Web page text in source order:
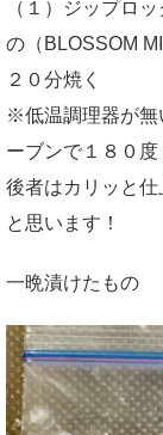
（１）ジップロ
の（BLOSSOM
２０分焼く
※低温調理器が無
ーブンで１８０度
後者はカリッと
と思います！
一晩漬けたもの